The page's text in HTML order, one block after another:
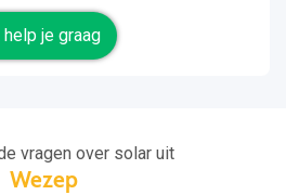
help je graag
vragen over solar uit
Wezep